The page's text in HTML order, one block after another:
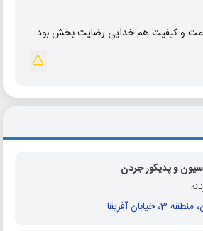
قیمت و کیفیت هم خدایی رضایت بخش بود
و پدیکور جردن
3، خیابان آفریقا